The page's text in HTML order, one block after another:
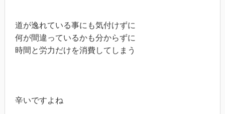
道が逸れている事にも気付けずに
何が間違っているかも分からずに
時間と労力だけを消費してしまう
辛いですよね